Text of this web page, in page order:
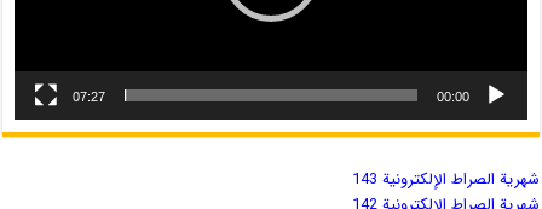
00:00
07:27
شهریة الصراط الإلكترونية 143